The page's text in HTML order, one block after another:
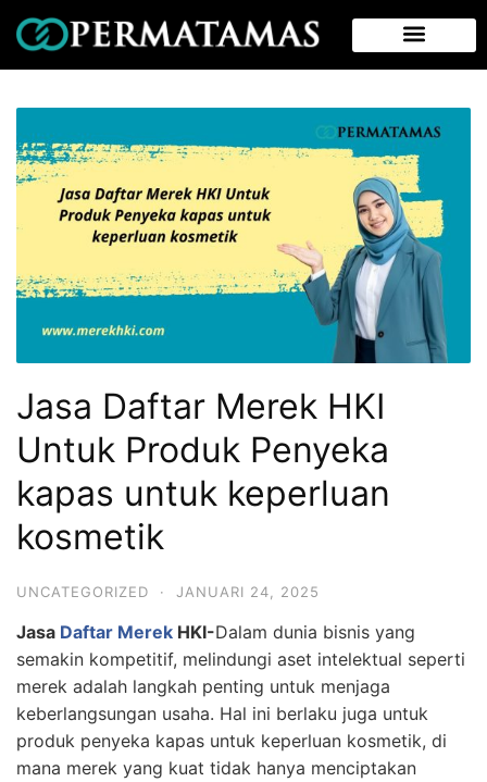
Jasa Daftar Merek HKI
Untuk Produk Penyeka
kapas untuk keperluan
kosmetik
UNCATEGORIZED · JANUARI 24, 2025
Jasa Daftar Merek HKI-Dalam dunia bisnis yang
semakin kompetitif, melindungi aset intelektual seperti
merek adalah langkah penting untuk menjaga
keberlangsungan usaha. Hal ini berlaku juga untuk
produk penyeka kapas untuk keperluan kosmetik, di
mana merek yang kuat tidak hanya menciptakan